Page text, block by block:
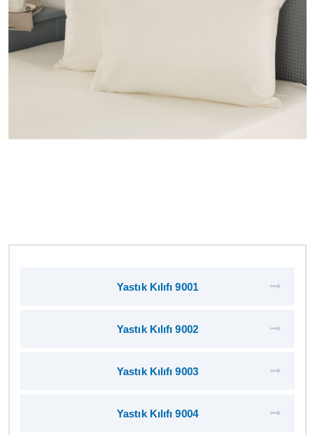
Yastık Kılıfı 9001
Yastık Kılıfı 9002
Yastık Kılıfı 9003
Yastık Kılıfı 9004